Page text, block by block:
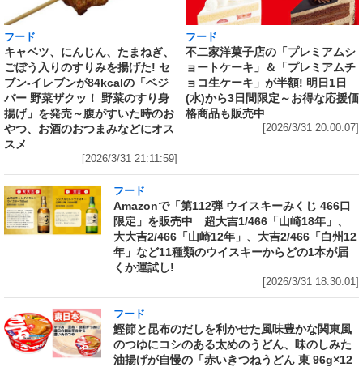
フード
キャベツ、にんじん、たまねぎ、
ごぼう入りのすりみを揚げた! セ
ブン‐イレブンが84kcalの「ベジ
バー 野菜ザクッ！ 野菜のすり身
揚げ」を発売～腹がすいた時のお
やつ、お酒のおつまみなどにオス
スメ
[2026/3/31 21:11:59]
フード
不二家洋菓子店の「プレミアムシ
ョートケーキ」＆「プレミアムチ
ョコ生ケーキ」が半額! 明日1日
(水)から3日間限定～お得な応援価
格商品も販売中
[2026/3/31 20:00:07]
フード
Amazonで「第112弾 ウイスキーみくじ 466口
限定」を販売中 超大吉1/466「山崎18年」、
大大吉2/466「山崎12年」、大吉2/466「白州12
年」など11種類のウイスキーからどの1本が届
くか運試し!
[2026/3/31 18:30:01]
フード
鰹節と昆布のだしを利かせた風味豊かな関東風
のつゆにコシのある太めのうどん、味のしみた
油揚げが自慢の「赤いきつねうどん 東 96g×12